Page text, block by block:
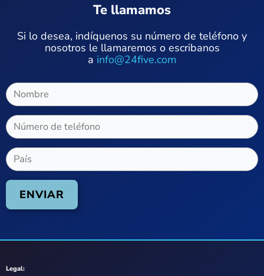
Te llamamos
Si lo desea, indíquenos su número de teléfono y
nosotros le llamaremos o escribanos
a info@24five.com
Legal: